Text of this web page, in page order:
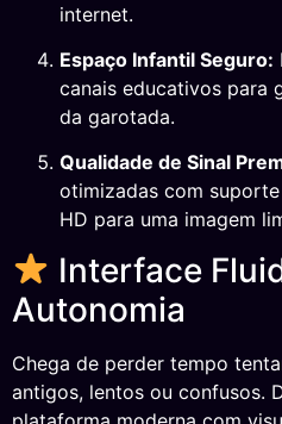
internet.
Espaço Infantil Seguro:
canais educativos para
da garotada.
Qualidade de Sinal
otimizadas com
HD para uma imagem
Interface
Autonomia
Chega de perder tempo
antigos, lentos ou confusos.